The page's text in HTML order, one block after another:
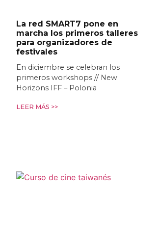
La red SMART7 pone en
marcha los primeros talleres
para organizadores de
festivales
En diciembre se celebran los
primeros workshops // New
Horizons IFF – Polonia
LEER MÁS >>